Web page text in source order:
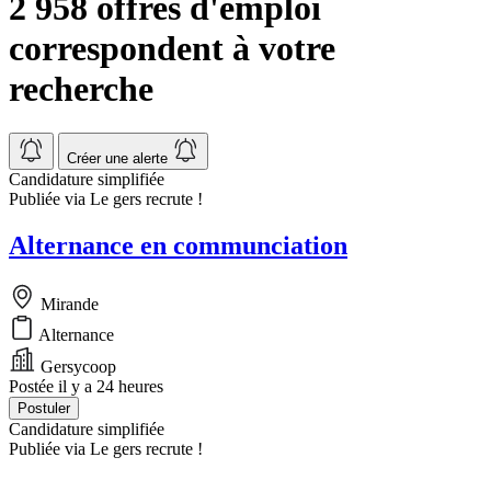
correspondent à votre
recherche
Créer une alerte
Candidature simplifiée
Publiée via Le gers recrute !
Alternance en communciation
Mirande
Alternance
Gersycoop
Postée il y a 24 heures
Postuler
Candidature simplifiée
Publiée via Le gers recrute !